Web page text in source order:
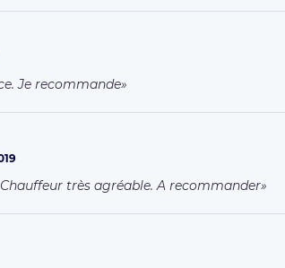
Je recommande
très agréable. A recommander